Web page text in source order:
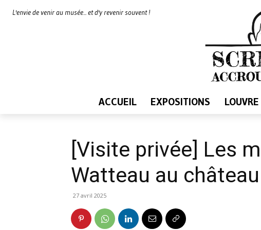
L'envie de venir au musée... et d'y revenir souvent !
ACCUEIL EXPOSITIONS LOUVRE
[Visite privée] Les
Watteau au
27 avril 2025